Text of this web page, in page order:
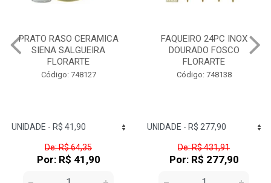
PRATO RASO CERAMICA
SIENA SALGUEIRA
FLORARTE
Código: 748127
De: R$ 64,35
Por: R$ 41,90
FAQUEIRO 24PC INOX
DOURADO FOSCO
FLORARTE
Código: 748138
De: R$ 431,91
Por: R$ 277,90